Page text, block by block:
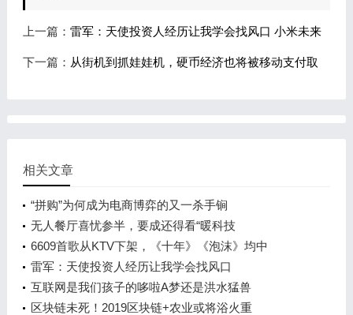
上一篇： 雷军：天使投资人经历让我学会找风口 小米未来
下一篇： 从街机到抓娃娃机，硬币经济也将被移动支付取
相关文章
“拼购”为何成为电商博弈的又一杀手锏
无人餐厅喜忧参半，要成还得看“暖科技
6609首歌从KTV下架，《十年》《泡沫》均中
雷军：天使投资人经历让我学会找风口
互联网是我们孩子的哆啦A梦还是洪水猛兽
区块链未死！2019区块链+农业或将浴火重